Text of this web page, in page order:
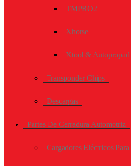
TMPRO2
Xhorse
Xtool & Autopropad
Transponder Chips
Descargas
Partes De Cerradura Automotriz
Cargadores Eléctricos